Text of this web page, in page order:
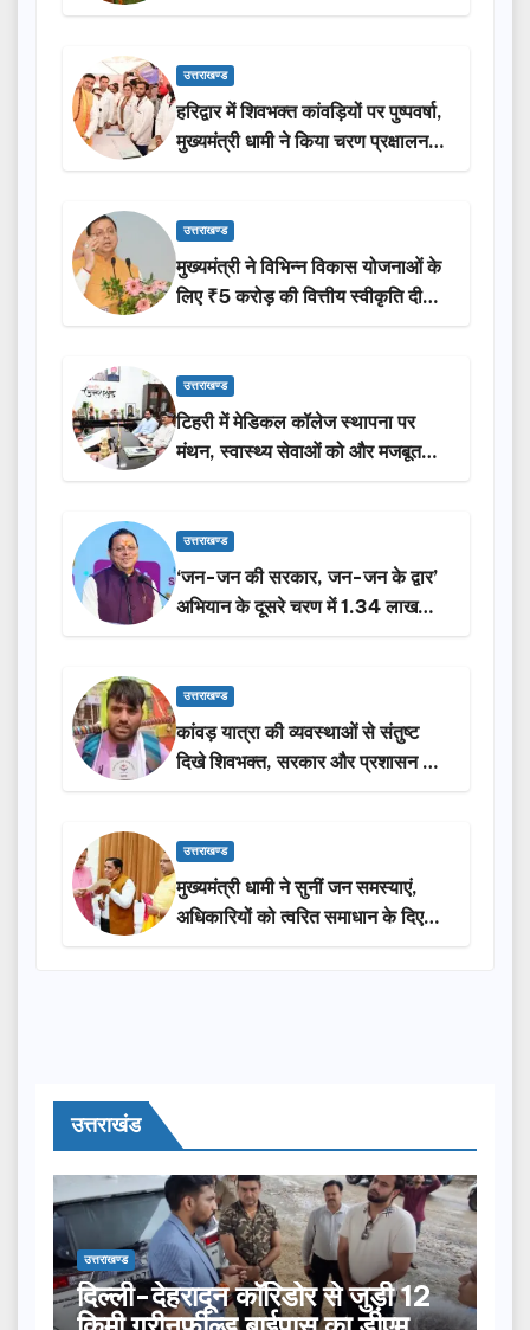
ने किया लोकार्पण-शिलान्यास.
उत्तराखण्ड
हरिद्वार में शिवभक्त कांवड़ियों पर पुष्पवर्षा,
मुख्यमंत्री धामी ने किया चरण प्रक्षालन…
उत्तराखण्ड
मुख्यमंत्री ने विभिन्न विकास योजनाओं के
लिए ₹5 करोड़ की वित्तीय स्वीकृति दी…
उत्तराखण्ड
टिहरी में मेडिकल कॉलेज स्थापना पर
मंथन, स्वास्थ्य सेवाओं को और मजबूत
करेगी सरकार: मुख्यमंत्री धामी…
उत्तराखण्ड
‘जन-जन की सरकार, जन-जन के द्वार’
अभियान के दूसरे चरण में 1.34 लाख
लोगों की भागीदारी…
उत्तराखण्ड
कांवड़ यात्रा की व्यवस्थाओं से संतुष्ट
दिखे शिवभक्त, सरकार और प्रशासन की
सराहना…
उत्तराखण्ड
मुख्यमंत्री धामी ने सुनीं जन समस्याएं,
अधिकारियों को त्वरित समाधान के दिए
निर्देश
उत्तराखंड
उत्तराखण्ड
दिल्ली-देहरादून कॉरिडोर से जुड़ी 12